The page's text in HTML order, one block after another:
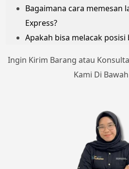
Bagaimana cara memesan
Express?
Apakah bisa melacak
Ingin Kirim Barang atau
Kami Di